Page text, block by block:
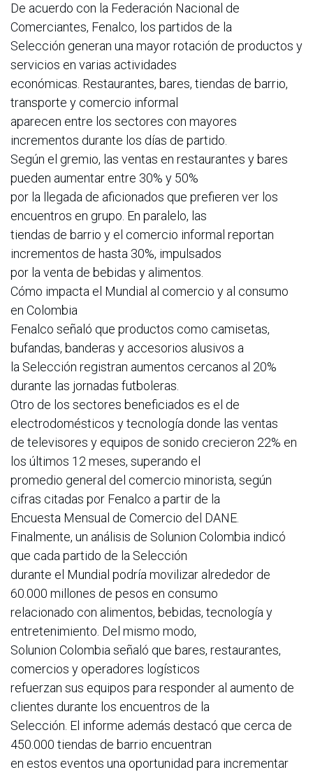
De acuerdo con la Federación Nacional de
Comerciantes, Fenalco, los partidos de la
Selección generan una mayor rotación de productos y
servicios en varias actividades
económicas. Restaurantes, bares, tiendas de barrio,
transporte y comercio informal
aparecen entre los sectores con mayores
incrementos durante los días de partido.
Según el gremio, las ventas en restaurantes y bares
pueden aumentar entre 30% y 50%
por la llegada de aficionados que prefieren ver los
encuentros en grupo. En paralelo, las
tiendas de barrio y el comercio informal reportan
incrementos de hasta 30%, impulsados
por la venta de bebidas y alimentos.
Cómo impacta el Mundial al comercio y al consumo
en Colombia
Fenalco señaló que productos como camisetas,
bufandas, banderas y accesorios alusivos a
la Selección registran aumentos cercanos al 20%
durante las jornadas futboleras.
Otro de los sectores beneficiados es el de
electrodomésticos y tecnología donde las ventas
de televisores y equipos de sonido crecieron 22% en
los últimos 12 meses, superando el
promedio general del comercio minorista, según
cifras citadas por Fenalco a partir de la
Encuesta Mensual de Comercio del DANE.
Finalmente, un análisis de Solunion Colombia indicó
que cada partido de la Selección
durante el Mundial podría movilizar alrededor de
60.000 millones de pesos en consumo
relacionado con alimentos, bebidas, tecnología y
entretenimiento. Del mismo modo,
Solunion Colombia señaló que bares, restaurantes,
comercios y operadores logísticos
refuerzan sus equipos para responder al aumento de
clientes durante los encuentros de la
Selección. El informe además destacó que cerca de
450.000 tiendas de barrio encuentran
en estos eventos una oportunidad para incrementar